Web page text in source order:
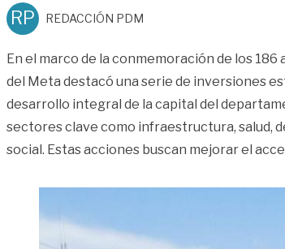
RP REDACCIÓN PDM
En el marco de la conmemoración de los
del Meta destacó una serie de inversiones
desarrollo integral de la capital del
sectores clave como infraestructura, salud,
social. Estas acciones buscan mejorar el